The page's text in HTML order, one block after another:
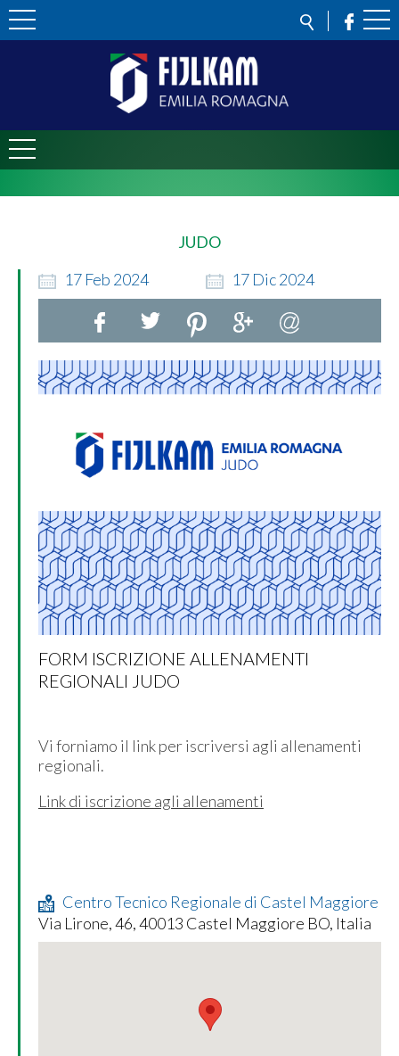
JUDO
17 Feb 2024 17 Dic2024
FORM ISCRIZIONE ALLENAMENTI
REGIONALI JUDO
Vi forniamo il link per iscriversi agli allenamenti
regionali.
Link di iscrizione agli allenamenti
Centro Tecnico Regionale di Castel Maggiore
Via Lirone, 46, 40013 Castel Maggiore BO, Italia